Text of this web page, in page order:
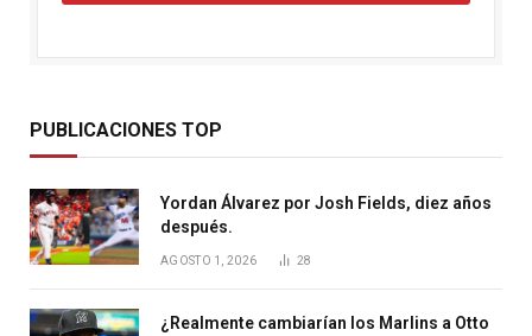
PUBLICACIONES TOP
Yordan Álvarez por Josh Fields, diez años
después.
AGOSTO 1, 2026 28
¿Realmente cambiarían los Marlins a Otto